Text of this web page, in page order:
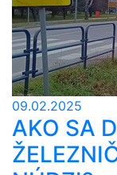
09.02.2025
AKO SA